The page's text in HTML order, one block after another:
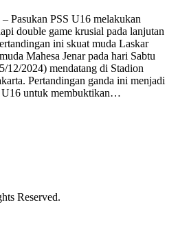
PSS U16 melakukan
double game krusial pada lanjutan
ini skuat muda Laskar
Mahesa Jenar pada hari Sabtu
12/2024) mendatang di Stadion
Pertandingan ganda ini menjadi
U16 untuk membuktikan…
Reserved.